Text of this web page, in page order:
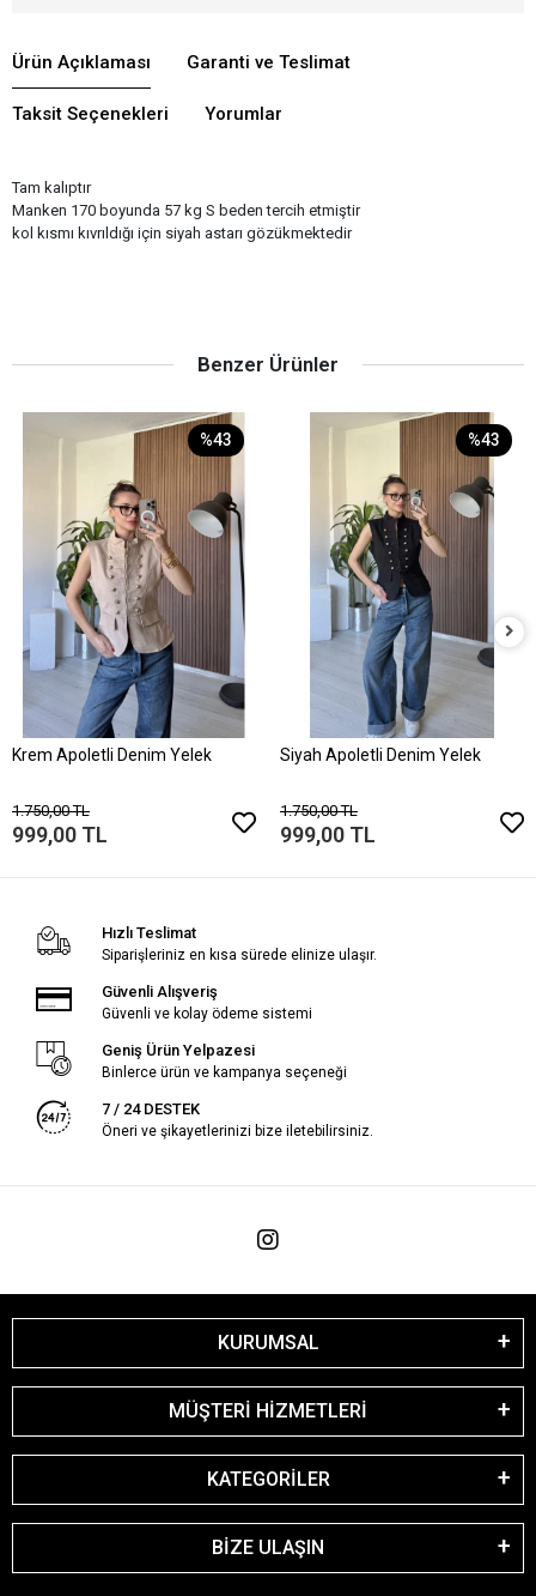
Ürün Açıklaması Garanti ve Teslimat
Taksit Seçenekleri Yorumlar
Tam kalıptır
Manken 170 boyunda 57 kg S beden tercih etmiştir
kol kısmı kıvrıldığı için siyah astarı gözükmektedir
Benzer Ürünler
%43
Krem Apoletli Denim Yelek
1.750,00 TL
999,00 TL
%43
Siyah Apoletli Denim Yelek
1.750,00 TL
999,00 TL
Hızlı Teslimat
Siparişleriniz en kısa sürede elinize ulaşır.
Güvenli Alışveriş
Güvenli ve kolay ödeme sistemi
Geniş Ürün Yelpazesi
Binlerce ürün ve kampanya seçeneği
7 / 24 DESTEK
Öneri ve şikayetlerinizi bize iletebilirsiniz.
KURUMSAL
MÜŞTERİ HİZMETLERİ
KATEGORİLER
BİZE ULAŞIN